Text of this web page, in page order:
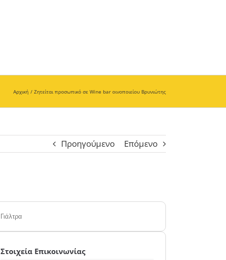
Αρχική Ζητείται προσωπικό σε Wine bar οινοποιείου Βρυνιώτης
Προηγούμενο Επόμενο
Γιάλτρα
Στοιχεία Επικοινωνίας